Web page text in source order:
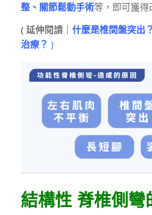
整、關節鬆動手術等，即可獲得
( 延伸閱讀｜ 什麼是椎間盤突出
治療？ )
結構性 脊椎側彎